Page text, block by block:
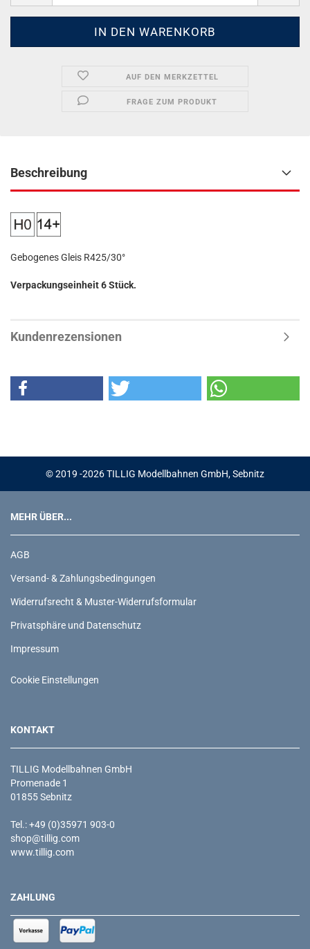
AUF DEN MERKZETTEL
FRAGE ZUM PRODUKT
Beschreibung
Gebogenes Gleis R425/30°
Verpackungseinheit 6 Stück.
Kundenrezensionen
© 2019 -2026 TILLIG Modellbahnen GmbH, Sebnitz
MEHR ÜBER...
AGB
Versand- & Zahlungsbedingungen
Widerrufsrecht & Muster-Widerrufsformular
Privatsphäre und Datenschutz
Impressum
Cookie Einstellungen
KONTAKT
TILLIG Modellbahnen GmbH
Promenade 1
01855 Sebnitz
Tel.: +49 (0)35971 903-0
shop@tillig.com
www.tillig.com
ZAHLUNG